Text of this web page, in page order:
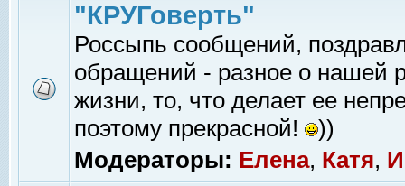
"КРУГоверть"
Россыпь сообщений,
обращений - разное о нашей
жизни, то, что делает ее
поэтому прекрасной!
))
Модераторы: Елена, Катя,